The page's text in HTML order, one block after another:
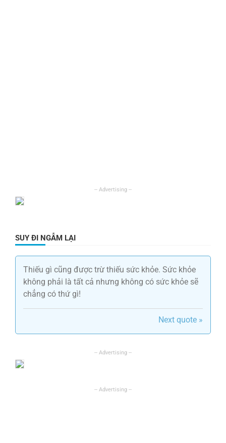
SUY ĐI NGẪM LẠI
Thiếu gì cũng được trừ thiếu sức khỏe. Sức khỏe
không phải là tất cả nhưng không có sức khỏe sẽ
chẳng có thứ gì!
Next quote »